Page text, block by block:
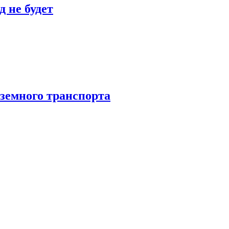
не будет
транспорта